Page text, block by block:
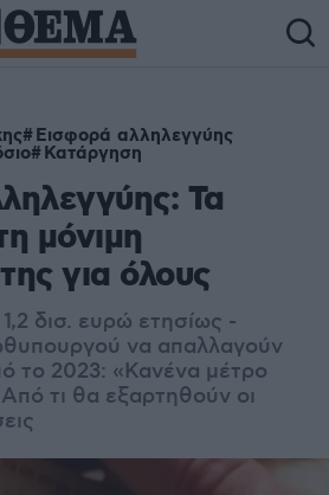
Εισφορά αλληλεγγύης
Κατάργηση
Τα
μόνιμη
για όλους
δισ. ευρώ ετησίως -
να απαλλαγούν
το 2023: «Κανένα μέτρο
τι θα εξαρτηθούν οι